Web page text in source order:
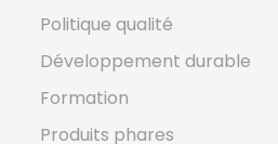
Politique qualité
Développement durable
Formation
Produits phares